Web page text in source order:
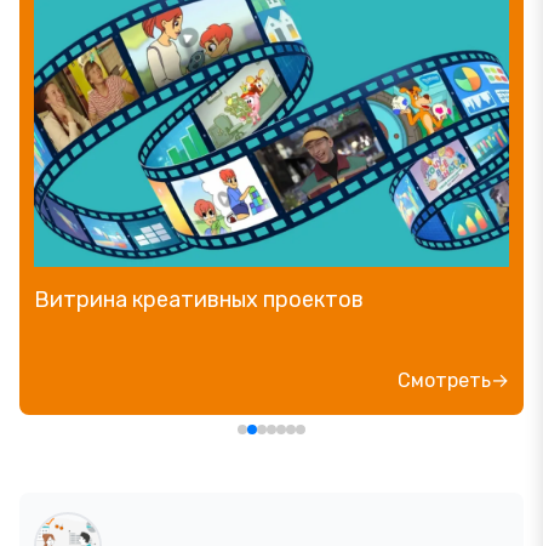
Витрина креативных проектов
Смотреть→